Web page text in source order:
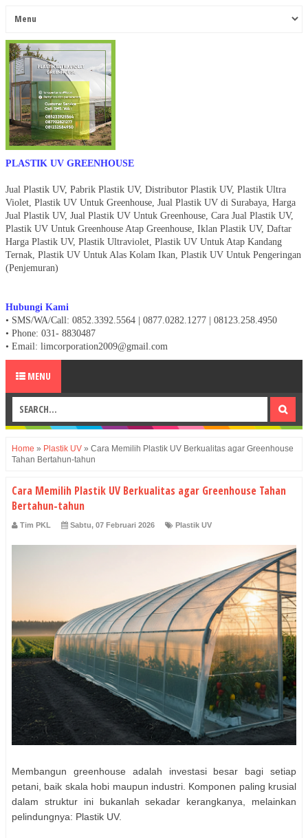
PLASTIK UV GREENHOUSE
Jual Plastik UV, Pabrik Plastik UV, Distributor Plastik UV, Plastik Ultra
Violet, Plastik UV Untuk Greenhouse, Jual Plastik UV di Surabaya, Harga
Jual Plastik UV, Jual Plastik UV Untuk Greenhouse, Cara Jual Plastik UV,
Plastik UV Untuk Greenhouse Atap Greenhouse, Iklan Plastik UV, Daftar
Harga Plastik UV, Plastik Ultraviolet, Plastik UV Untuk Atap Kandang
Ternak, Plastik UV Untuk Alas Kolam Ikan, Plastik UV Untuk Pengeringan
(Penjemuran)
Hubungi Kami
• SMS/WA/Call: 0852.3392.5564 | 0877.0282.1277 | 08123.258.4950
• Phone: 031- 8830487
• Email: limcorporation2009@gmail.com
MENU
Home » Plastik UV » Cara Memilih Plastik UV Berkualitas agar Greenhouse
Tahan Bertahun-tahun
Cara Memilih Plastik UV Berkualitas agar Greenhouse Tahan
Bertahun-tahun
Tim PKL Sabtu, 07 Februari 2026 Plastik UV
Membangun greenhouse adalah investasi besar bagi setiap
petani, baik skala hobi maupun industri. Komponen paling krusial
dalam struktur ini bukanlah sekadar kerangkanya, melainkan
pelindungnya: Plastik UV.